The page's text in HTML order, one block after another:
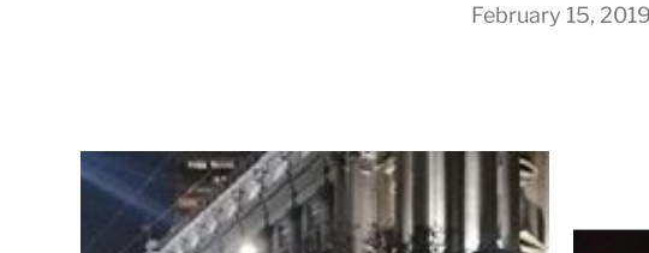
February 15, 2019